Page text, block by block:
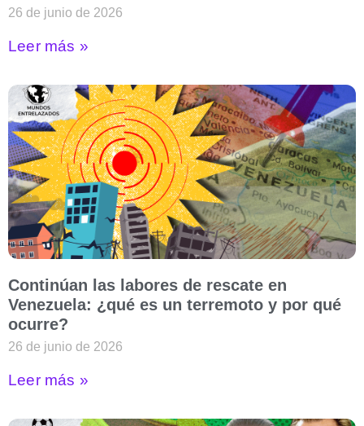
26 de junio de 2026
Leer más »
Continúan las labores de rescate en
Venezuela: ¿qué es un terremoto y por qué
ocurre?
26 de junio de 2026
Leer más »